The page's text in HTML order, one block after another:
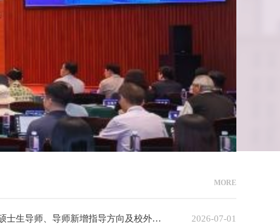
MORE
关于国际法学院2026年新增硕士生导师、导师新增指导方向及校外导师聘任结果的公示
2026-07-01